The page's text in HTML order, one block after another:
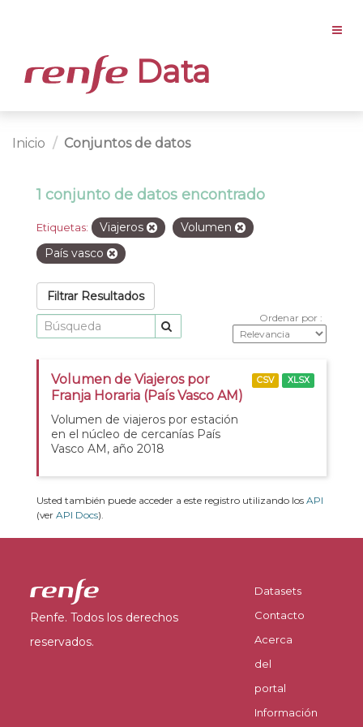
Data
Inicio Conjuntos de datos
1 conjunto de datos encontrado
Etiquetas: Viajeros
Volumen
País vasco
Filtrar Resultados
Ordenar por
Volumen de Viajeros por
Franja Horaria (País Vasco AM)
Volumen de viajeros por estación
en el núcleo de cercanías País
Vasco AM, año 2018
CSV XLSX
Usted también puede acceder a este registro utilizando los API
(ver API Docs).
Renfe. Todos los derechos
reservados.
Datasets
Contacto
Acerca
del
portal
Información